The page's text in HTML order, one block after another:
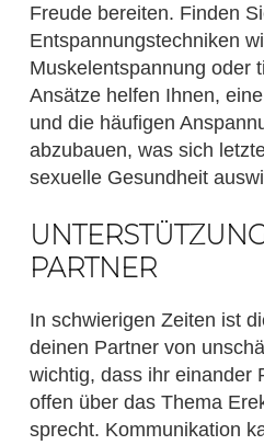
Freude bereiten. Finden
Entspannungstechniken
Muskelentspannung oder
Ansätze helfen Ihnen,
und die häufigen
abzubauen, was sich
sexuelle Gesundheit
PARTNER
In schwierigen Zeiten ist
deinen Partner von
wichtig, dass ihr einander
offen über das Thema
sprecht. Kommunikation